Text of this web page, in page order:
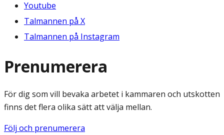
Youtube
Talmannen på X
Talmannen på Instagram
Prenumerera
För dig som vill bevaka arbetet i kammaren och utskotten
finns det flera olika sätt att välja mellan.
Följ och prenumerera